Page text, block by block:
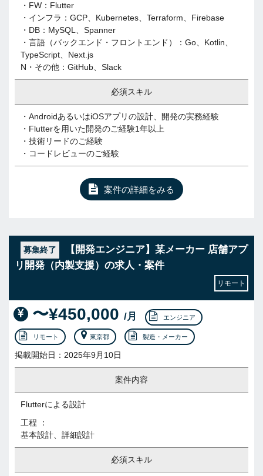
・FW：Flutter
・インフラ：GCP、Kubernetes、Terraform、Firebase
・DB：MySQL、Spanner
・言語（バックエンド・フロントエンド）：Go、Kotlin、
TypeScript、Next.js
N・その他：GitHub、Slack
必須スキル
・AndroidあるいはiOSアプリの設計、開発の実務経験
・Flutterを用いた開発のご経験1年以上
・技術リードのご経験
・コードレビューのご経験
案件の詳細をみる
募集終了
【開発エンジニア】某メーカー 店舗アプ
リ開発（内製支援）の求人・案件
リモート
〜¥450,000 /月 エンジニア
リモート 東京都 製造・メーカー
掲載開始日：2025年9月10日
案件内容
Flutterによる設計
工程 ：
基本設計、詳細設計
必須スキル